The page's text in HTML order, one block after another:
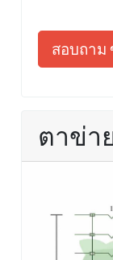
สอบถาม
ตาข่า